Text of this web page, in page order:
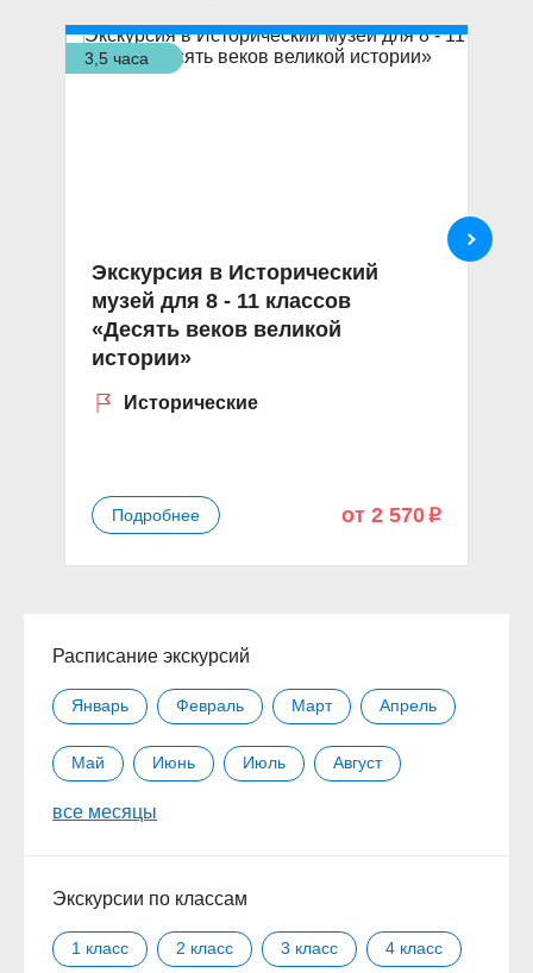
3,5 часа
Экскурсия в Исторический
музей для 8 - 11 классов
«Десять веков великой
истории»
Исторические
Подробнее от 2 570 p
Расписание экскурсий
Январь Февраль Март Апрель
Май Июнь Июль Август
Сентябрь
все месяцы
Экскурсии по классам
1 класс 2 класс 3 класс 4 класс